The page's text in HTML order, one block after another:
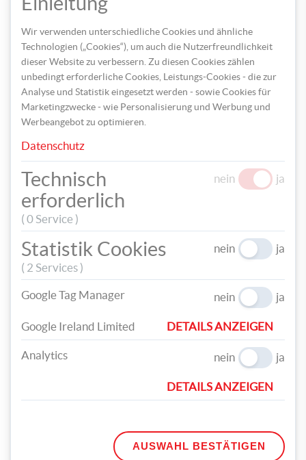
Für die Blattader in der Mitte des Blattes häkle nun die
nächste Masche von hinten durch die in der Mitte entstandene
Leiter ab.
Wir verwenden unterschiedliche Cookies und ähnliche
Technologien („Cookies“), um auch die Nutzerfreundlichkeit
dieser Website zu verbessern. Zu diesen Cookies zählen
unbedingt erforderliche Cookies, Leistungs-Cookies - die zur
Analyse und Statistik eingesetzt werden - sowie Cookies für
Marketingzwecke - wie Personalisierung und Werbung und
Werbeangebot zu optimieren.
Datenschutz
Technisch
erforderlich
( 0 Service )
nein ja
Statistik Cookies
( 2 Services )
nein ja
Google Tag Manager nein ja
Google Ireland Limited DETAILS ANZEIGEN
Analytics nein ja
DETAILS ANZEIGEN
AUSWAHL BESTÄTIGEN